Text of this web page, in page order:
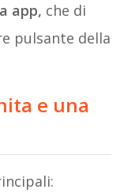
app, che di
pulsante della
e una